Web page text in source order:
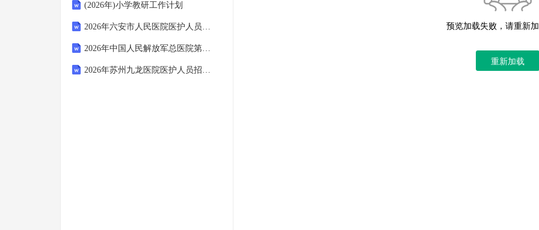
预览加载失败，请重新
重新加载
(2026年)小学教研工作计划
2026年六安市人民医院医护人员招聘考试参考题库及答案详解
2026年中国人民解放军总医院第七医学中心附属八一儿童医院医护人员招聘考试参考题库及答案详解
2026年苏州九龙医院医护人员招聘考试备考试题及答案详解